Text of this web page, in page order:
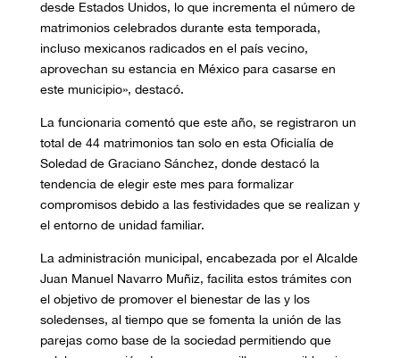
desde Estados Unidos, lo que incrementa el número de
matrimonios celebrados durante esta temporada,
incluso mexicanos radicados en el país vecino,
aprovechan su estancia en México para casarse en
este municipio», destacó.
La funcionaria comentó que este año, se registraron un
total de 44 matrimonios tan solo en esta Oficialía de
Soledad de Graciano Sánchez, donde destacó la
tendencia de elegir este mes para formalizar
compromisos debido a las festividades que se realizan y
el entorno de unidad familiar.
La administración municipal, encabezada por el Alcalde
Juan Manuel Navarro Muñiz, facilita estos trámites con
el objetivo de promover el bienestar de las y los
soledenses, al tiempo que se fomenta la unión de las
parejas como base de la sociedad permitiendo que